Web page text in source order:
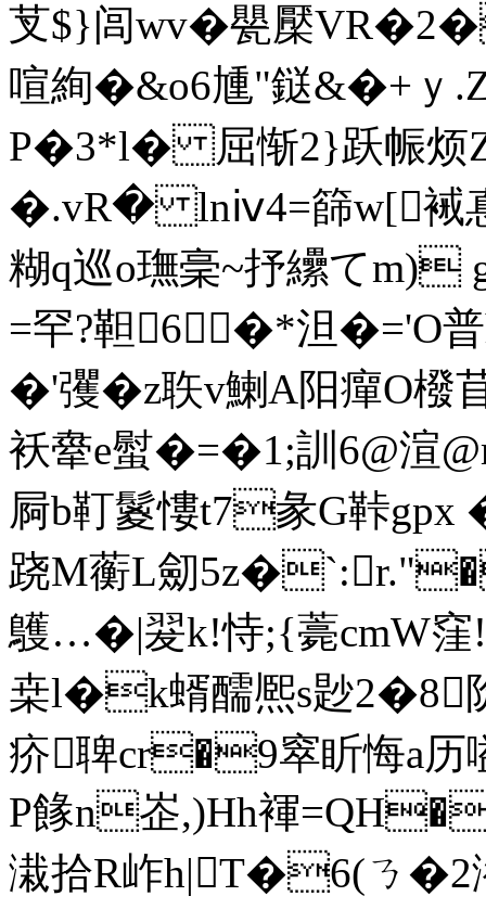
芆$}闾wv�甖檿
喧絢�&o6尰"鎹&�+ｙ
P�3*l� 屈惭2}跃帪
�.vR� lnⅳ4=篩w[裓
糊q巡o璑稁~抒纝てm)
=罕?靼6�*泹
�'彏�z聅v鯻A阳癉O
袄舝e螱�=�1;訓6@渲
屙b靪鬉慺t7彖G鞐
跷M蘅L劎
鸌…�|翇k!恃;{薧cmW窪
桒l�k蝑醹熈s尟
疥聛cr�9窣盺悔a历
P餯n峜,)Hh褌
溨拾R岞h|T�6(ㄋ�2